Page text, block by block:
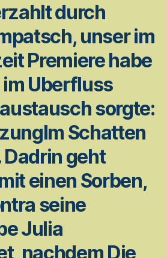
durch
unser im
Premiere habe
im Uberfluss
sorgte:
Schatten
Dadrin geht
einen Sorben,
seine
Julia
nachdem Die